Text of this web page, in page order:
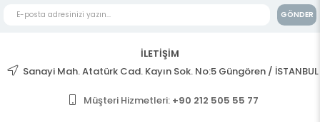
GÖNDER
İLETİŞİM
Sanayi Mah. Atatürk Cad. Kayın Sok. No:5 Güngören / İSTANBUL
Müşteri Hizmetleri: +90 212 505 55 77